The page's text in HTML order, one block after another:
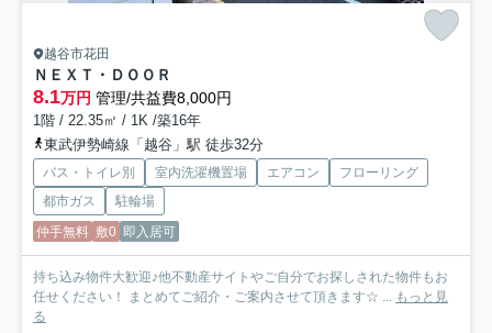
越谷市花田
ＮＥＸＴ・ＤＯＯＲ
8.1万円 管理/共益費8,000円
1階 / 22.35㎡ / 1K /築16年
東武伊勢崎線「越谷」駅 徒歩32分
バス・トイレ別 室内洗濯機置場 エアコン
フローリング
都市ガス
駐輪場
仲手無料 敷0 即入居可
持ち込み物件大歓迎♪他不動産サイトやご自分でお探しされた物件もお
任せください！ まとめてご紹介・ご案内させて頂きます☆ ... もっと見
る